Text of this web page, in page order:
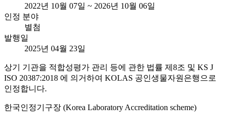
2022년 10월 07일 ~ 2026년 10월 06일
인정 분야
별첨
발행일
2025년 04월 23일
상기 기관을 적합성평가 관리 등에 관한 법률 제8조 및 KS J
ISO 20387:2018 에 의거하여 KOLAS 공인생물자원은행으로
인정합니다.
한국인정기구장 (Korea Laboratory Accreditation scheme)